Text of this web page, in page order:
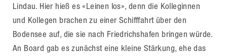
Lindau. Hier hieß es «Leinen los», denn die Kolleginnen
und Kollegen brachen zu einer Schifffahrt über den
Bodensee auf, die sie nach Friedrichshafen bringen würde.
An Board gab es zunächst eine kleine Stärkung, ehe das